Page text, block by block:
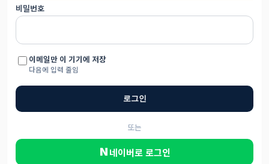
비밀번호
이메일만 이 기기에 저장
다음에 입력 줄임
로그인
또는
N 네이버로 로그인